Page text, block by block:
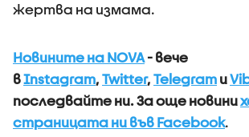
жертва на измама.
Новините на NOVA- вече
вInstagram, Twitter, Telegram и
последвайте ни.За още новини
страницата ни във Facebook.